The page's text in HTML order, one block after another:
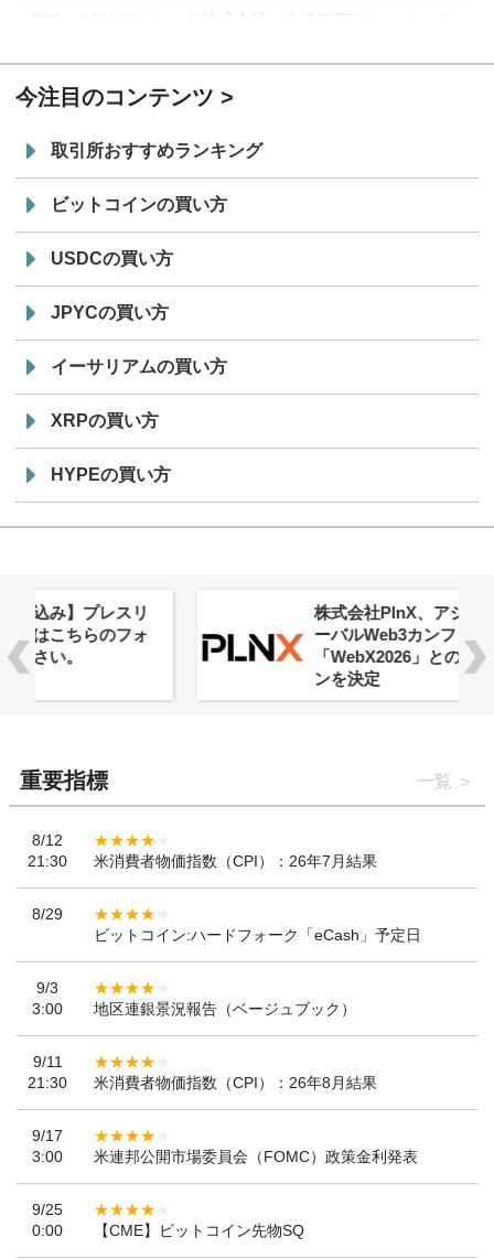
7/29
SBI VCトレード株式会社
信託型円建てステーブル
今注目のコンテンツ
取引所おすすめランキング
ビットコインの買い方
USDCの買い方
JPYCの買い方
イーサリアムの買い方
XRPの買い方
HYPEの買い方
株式会社PlnX、アジア最大級のグロ
ーバルWeb3カンファレンス
「WebX2026」とのコラボレーショ
重要指標 一覧
8/12
21:30
米消費者物価指数（CPI）：26年7月結果
8/29
ビットコイン:ハードフォーク「eCash」予定日
9/3
3:00
地区連銀景況報告（ベージュブック）
9/11
21:30
米消費者物価指数（CPI）：26年8月結果
9/17
3:00
米連邦公開市場委員会（FOMC）政策金利発表
9/25
0:00
【CME】ビットコイン先物SQ